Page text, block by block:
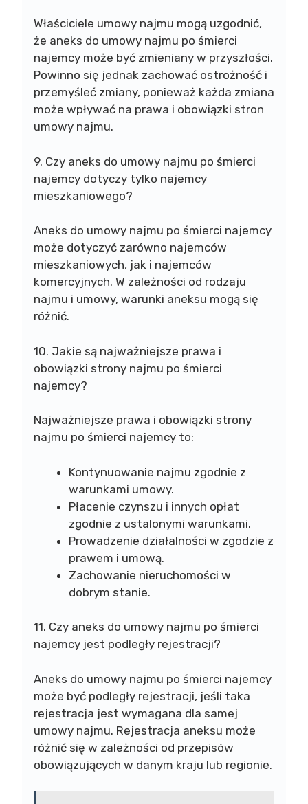
Właściciele umowy najmu mogą uzgodnić,
że aneks do umowy najmu po śmierci
najemcy może być zmieniany w przyszłości.
Powinno się jednak zachować ostrożność i
przemyśleć zmiany, ponieważ każda zmiana
może wpływać na prawa i obowiązki stron
umowy najmu.
9. Czy aneks do umowy najmu po śmierci
najemcy dotyczy tylko najemcy
mieszkaniowego?
Aneks do umowy najmu po śmierci najemcy
może dotyczyć zarówno najemców
mieszkaniowych, jak i najemców
komercyjnych. W zależności od rodzaju
najmu i umowy, warunki aneksu mogą się
różnić.
10. Jakie są najważniejsze prawa i
obowiązki strony najmu po śmierci
najemcy?
Najważniejsze prawa i obowiązki strony
najmu po śmierci najemcy to:
Kontynuowanie najmu zgodnie z
warunkami umowy.
Płacenie czynszu i innych opłat
zgodnie z ustalonymi warunkami.
Prowadzenie działalności w zgodzie z
prawem i umową.
Zachowanie nieruchomości w
dobrym stanie.
11. Czy aneks do umowy najmu po śmierci
najemcy jest podległy rejestracji?
Aneks do umowy najmu po śmierci najemcy
może być podległy rejestracji, jeśli taka
rejestracja jest wymagana dla samej
umowy najmu. Rejestracja aneksu może
różnić się w zależności od przepisów
obowiązujących w danym kraju lub regionie.